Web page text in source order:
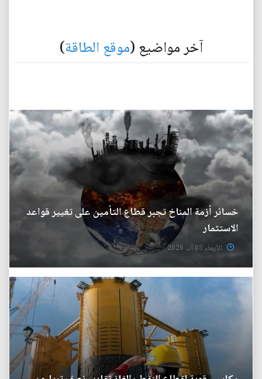
آخر مواضيع (موقع الطاقة)
خسائر أزمة المناخ تجبر قطاع التأمين على تغيير قواعد
الاستثمار
الأربعاء 05 آب 2026